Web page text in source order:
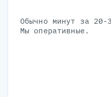
Обычно минут за 20-
Мы оперативные.